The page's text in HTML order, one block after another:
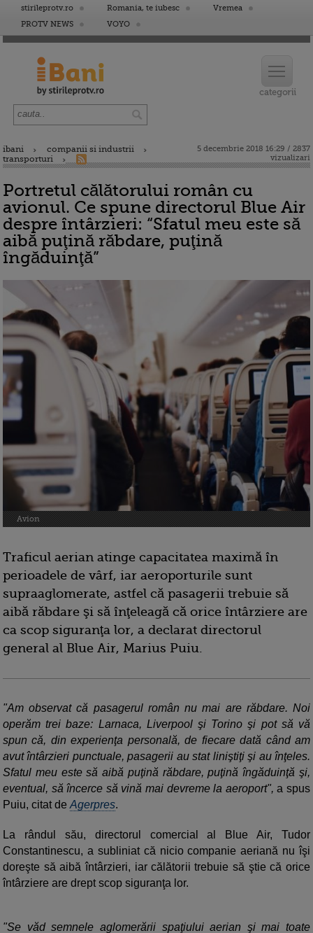
stirileprotv.ro Romania, te iubesc
Vremea
PROTV NEWS
VOYO
ibani
companii si industrii
transporturi
5 decembrie 2018 16:29 / 2837
vizualizari
Portretul călătorului român cu
avionul. Ce spune directorul Blue Air
despre întârzieri: “Sfatul meu este să
aibă puţină răbdare, puţină
îngăduinţă”
Avion
Traficul aerian atinge capacitatea maximă în
perioadele de vârf, iar aeroporturile sunt
supraaglomerate, astfel că pasagerii trebuie să
aibă răbdare şi să înţeleagă că orice întârziere are
ca scop siguranţa lor, a declarat directorul
general al Blue Air, Marius Puiu.
"Am observat că pasagerul român nu mai are răbdare. Noi
operăm trei baze: Larnaca, Liverpool şi Torino şi pot să vă
spun că, din experienţa personală, de fiecare dată când am
avut întârzieri punctuale, pasagerii au stat liniştiţi şi au înţeles.
Sfatul meu este să aibă puţină răbdare, puţină îngăduinţă şi,
eventual, să încerce să vină mai devreme la aeroport", a spus
Puiu, citat de Agerpres.
La rândul său, directorul comercial al Blue Air, Tudor
Constantinescu, a subliniat că nicio companie aeriană nu îşi
doreşte să aibă întârzieri, iar călătorii trebuie să ştie că orice
întârziere are drept scop siguranţa lor.
"Se văd semnele aglomerării spaţiului aerian şi mai toate